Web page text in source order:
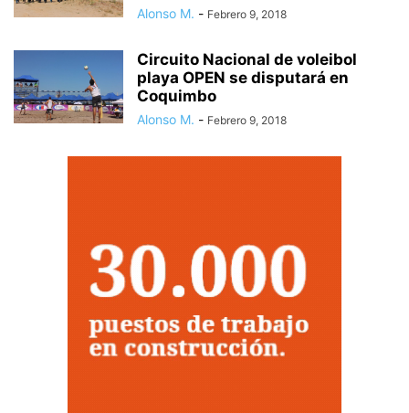
Alonso M. - Febrero 9, 2018
Circuito Nacional de voleibol
playa OPEN se disputará en
Coquimbo
Alonso M. - Febrero 9, 2018